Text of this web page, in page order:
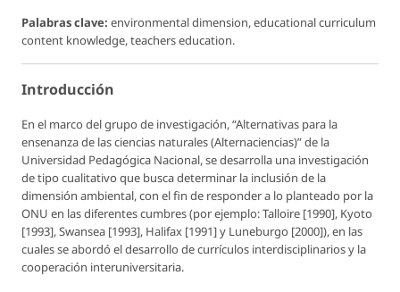
Palabras clave: environmental dimension, educational curriculum
content knowledge, teachers education.
Introducción
En el marco del grupo de investigación, “Alternativas para la
ensenanza de las ciencias naturales (Alternaciencias)” de la
Universidad Pedagógica Nacional, se desarrolla una investigación
de tipo cualitativo que busca determinar la inclusión de la
dimensión ambiental, con el fin de responder a lo planteado por la
ONU en las diferentes cumbres (por ejemplo: Talloire [1990], Kyoto
[1993], Swansea [1993], Halifax [1991] y Luneburgo [2000]), en las
cuales se abordó el desarrollo de currículos interdisciplinarios y la
cooperación interuniversitaria.